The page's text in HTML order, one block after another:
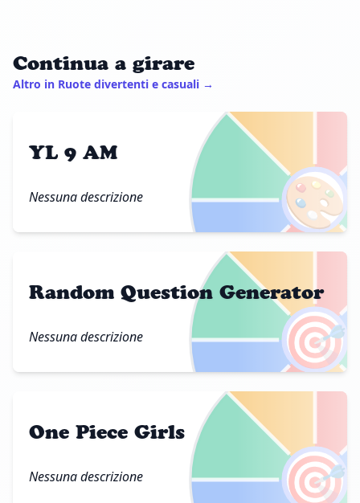
Continua a girare
Altro in Ruote divertenti e casuali →
🎨
YL 9 AM
Nessuna descrizione
🎯
Random Question Generator
Nessuna descrizione
🎯
One Piece Girls
Nessuna descrizione